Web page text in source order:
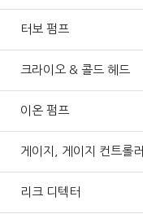
터보 펌프
크라이오 & 콜드 헤드
이온 펌프
게이지, 게이지 컨트롤러
리크 디텍터